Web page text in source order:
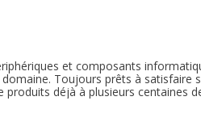
et composants
Toujours prêts à satisfaire
déjà à plusieurs centaines
en France métropolitaine et
génération